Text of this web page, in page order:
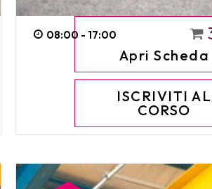
08:00 - 17:00
Apri Scheda
ISCRIVITI AL
CORSO